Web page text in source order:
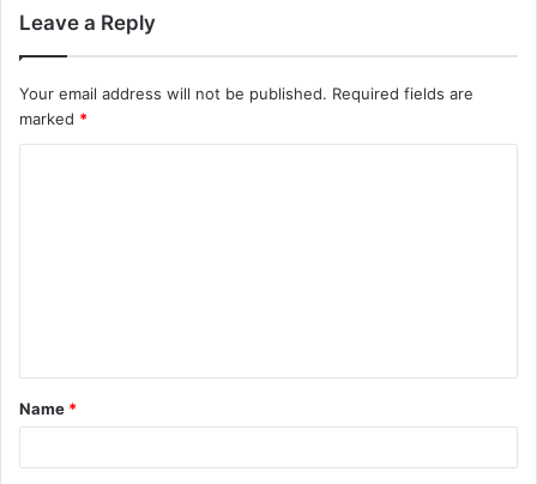
Leave a Reply
Your email address will not be published. Required fields are
marked *
Name *